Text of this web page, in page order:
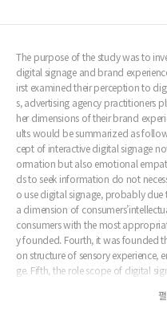
드 캠페인 전략은 매우 짧은 생명주기
부여 할 수 있는 점에서 현재의 브랜드
The purpose of the study was to
digital signage and brand
irst examined their perception to
s, advertising agency practitioners
her dimensions of their brand
ults would be summarized as
cept of interactive digital signage
ormation but also emotional
ds to seek information do not
o use digital signage, probably
a dimension of
consumers with the most
y founded. Fourth, it was founded
on structure of sensory
ge. Fifth, the role scope of digital